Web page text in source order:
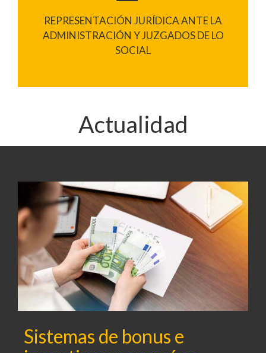
REPRESENTACIÓN JURÍDICA ANTE LA
ADMINISTRACIÓN Y JUZGADOS DE LO
SOCIAL
Actualidad
Sistemas de bonus e